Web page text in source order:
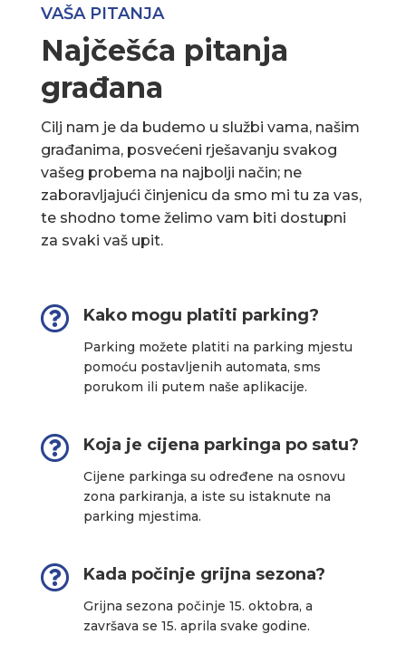
VAŠA PITANJA
Najčešća pitanja
građana
Cilj nam je da budemo u službi vama, našim
građanima, posvećeni rješavanju svakog
vašeg probema na najbolji način; ne
zaboravljajući činjenicu da smo mi tu za vas,
te shodno tome želimo vam biti dostupni
za svaki vaš upit.
 Kako mogu platiti parking?
Parking možete platiti na parking mjestu
pomoću postavljenih automata, sms
porukom ili putem naše aplikacije.
 Koja je cijena parkinga po satu?
Cijene parkinga su određene na osnovu
zona parkiranja, a iste su istaknute na
parking mjestima.
 Kada počinje grijna sezona?
Grijna sezona počinje 15. oktobra, a
završava se 15. aprila svake godine.